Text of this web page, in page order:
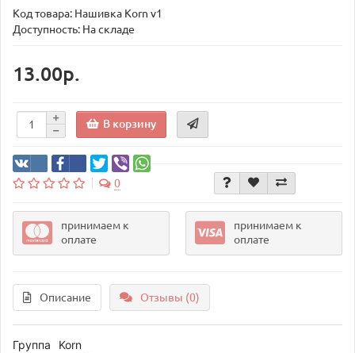
Код товара: Нашивка Korn v1
Доступность: На складе
13.00р.
В корзину
0
принимаем к
оплате
принимаем к
оплате
Описание Отзывы (0)
Группа
Korn